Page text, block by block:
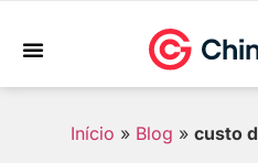
Início » Blog » custo